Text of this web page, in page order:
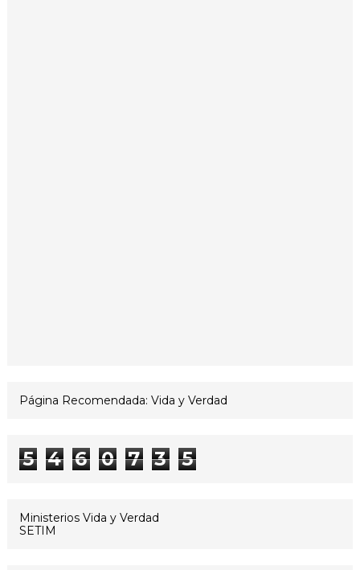
Página Recomendada: Vida y Verdad
5 4 6 0 7 3 5
Ministerios Vida y Verdad
SETIM